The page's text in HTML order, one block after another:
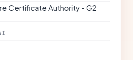
Certificate Authority - G2